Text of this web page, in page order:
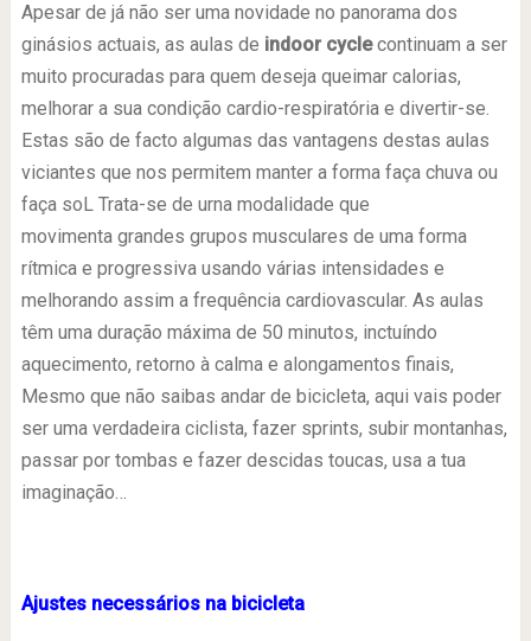
Apesar de já não ser uma novidade no panorama dos
ginásios actuais, as aulas de indoor cyclecontinuam a ser
muito procuradas para quem deseja queimar calorias,
melhorar a sua condição cardio-respiratória e divertir-se.
Estas são de facto algumas das vantagens destas aulas
viciantes que nos permitem manter a forma faça chuva ou
faça soL Trata-se de urna modalidade que
movimenta grandes grupos musculares de uma forma
rítmica e progressiva usando várias intensidades e
melhorando assim a frequência cardiovascular. As aulas
têm uma duração máxima de 50 minutos, inctuíndo
aquecimento, retorno à calma e alongamentos finais,
Mesmo que não saibas andar de bicicleta, aqui vais poder
ser uma verdadeira ciclista, fazer sprints, subir montanhas,
passar por tombas e fazer descidas toucas, usa a tua
imaginação…
Ajustes necessários na bicicleta